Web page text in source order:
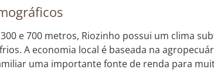
e 700 metros, Riozinho possui um clima
A economia local é baseada na
uma importante fonte de renda para